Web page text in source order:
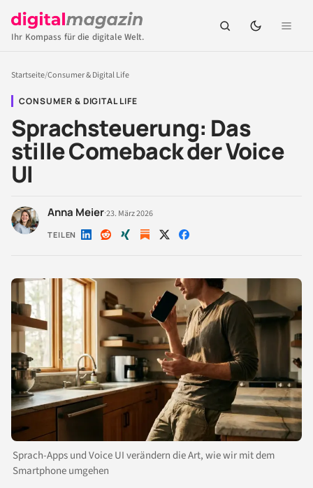
Ihr Kompass für die digitale Welt.
Startseite/Consumer & Digital Life
CONSUMER & DIGITAL LIFE
Sprachsteuerung: Das
stille Comeback der Voice
UI
Anna Meier·23. März 2026
TEILEN Auf Auf Auf Auf Auf
Sprach-Apps und Voice UI verändern die Art, wie wir mit dem
Smartphone umgehen